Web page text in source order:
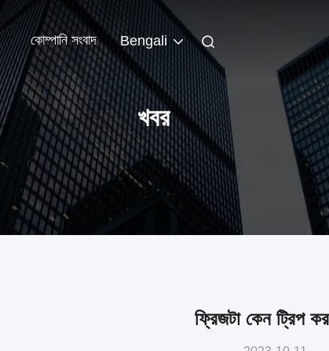
কোম্পানি সংবাদ Bengali
খবর
ফ্রিজটা কেন ট্রিপ